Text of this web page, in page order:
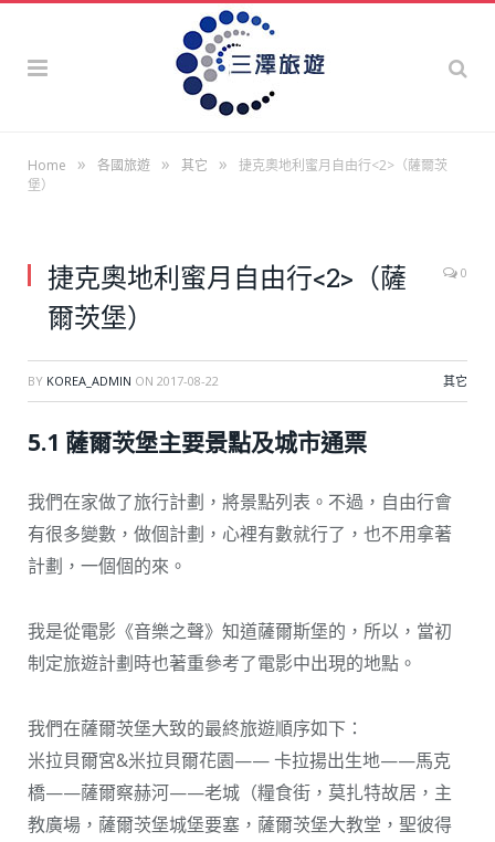
Home » 各國旅遊 » 其它 »
捷克奧地利蜜月自由行<2>（薩爾茨
堡）
捷克奧地利蜜月自由行<2>（薩
爾茨堡）
0
BY KOREA_ADMIN ON 2017-08-22 其它
5.1 薩爾茨堡主要景點及城市通票
我們在家做了旅行計劃，將景點列表。不過，自由行會
有很多變數，做個計劃，心裡有數就行了，也不用拿著
計劃，一個個的來。
我是從電影《音樂之聲》知道薩爾斯堡的，所以，當初
制定旅遊計劃時也著重參考了電影中出現的地點。
我們在薩爾茨堡大致的最終旅遊順序如下：
米拉貝爾宮&米拉貝爾花園—— 卡拉揚出生地——馬克
橋——薩爾察赫河——老城（糧食街，莫扎特故居，主
教廣場，薩爾茨堡城堡要塞，薩爾茨堡大教堂，聖彼得